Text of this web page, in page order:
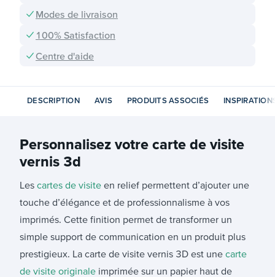
DESCRIPTION AVIS PRODUITS ASSOCIÉS
Modes de livraison
100% Satisfaction
Centre d'aide
Personnalisez votre carte de visite
vernis 3d
Les cartes de visite en relief permettent d’ajouter une
touche d’élégance et de professionnalisme à vos
imprimés. Cette finition permet de transformer un
simple support de communication en un produit plus
prestigieux. La carte de visite vernis 3D est une carte
de visite originale imprimée sur un papier haut de